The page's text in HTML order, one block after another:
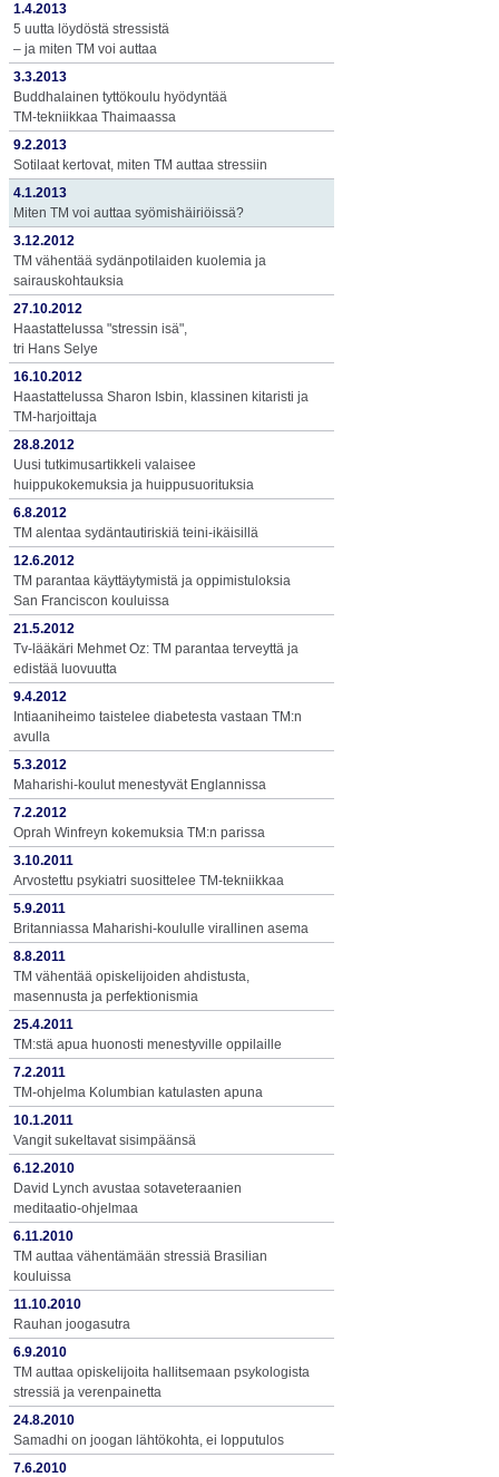
1.4.2013
5 uutta löydöstä stressistä
– ja miten TM voi auttaa
3.3.2013
Buddhalainen tyttökoulu hyödyntää
TM-tekniikkaa Thaimaassa
9.2.2013
Sotilaat kertovat, miten TM auttaa stressiin
4.1.2013
Miten TM voi auttaa syömishäiriöissä?
3.12.2012
TM vähentää sydänpotilaiden kuolemia ja
sairauskohtauksia
27.10.2012
Haastattelussa "stressin isä",
tri Hans Selye
16.10.2012
Haastattelussa Sharon Isbin, klassinen kitaristi ja
TM-harjoittaja
28.8.2012
Uusi tutkimusartikkeli valaisee
huippukokemuksia ja huippusuorituksia
6.8.2012
TM alentaa sydäntautiriskiä teini-ikäisillä
12.6.2012
TM parantaa käyttäytymistä ja oppimistuloksia
San Franciscon kouluissa
21.5.2012
Tv-lääkäri Mehmet Oz: TM parantaa terveyttä ja
edistää luovuutta
9.4.2012
Intiaaniheimo taistelee diabetesta vastaan TM:n
avulla
5.3.2012
Maharishi-koulut menestyvät Englannissa
7.2.2012
Oprah Winfreyn kokemuksia TM:n parissa
3.10.2011
Arvostettu psykiatri suosittelee TM-tekniikkaa
5.9.2011
Britanniassa Maharishi-koululle virallinen asema
8.8.2011
TM vähentää opiskelijoiden ahdistusta,
masennusta ja perfektionismia
25.4.2011
TM:stä apua huonosti menestyville oppilaille
7.2.2011
TM-ohjelma Kolumbian katulasten apuna
10.1.2011
Vangit sukeltavat sisimpäänsä
6.12.2010
David Lynch avustaa sotaveteraanien
meditaatio-ohjelmaa
6.11.2010
TM auttaa vähentämään stressiä Brasilian
kouluissa
11.10.2010
Rauhan joogasutra
6.9.2010
TM auttaa opiskelijoita hallitsemaan psykologista
stressiä ja verenpainetta
24.8.2010
Samadhi on joogan lähtökohta, ei lopputulos
7.6.2010